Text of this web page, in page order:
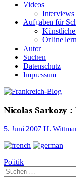
Videos
Interviews
Aufgaben für
Online
Autor
Suchen
Datenschutz
Impressum
Nicolas Sarkozy :
5. Juni 2007 H.
Politik
Suche
nach: